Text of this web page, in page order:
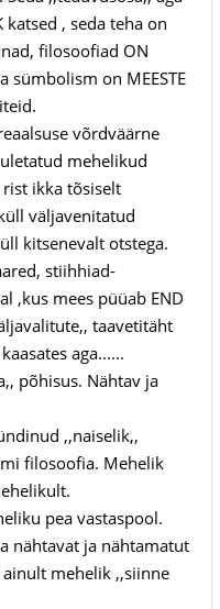
katsed , seda teha on
filosoofiad ON
sümbolism on MEESTE
võrdväärne
mehelikud
rist ikka tõsiselt
väljavenitatud
kitsenevalt otstega.
stiihhiad-
,kus mees püüab END
taavetitäht
aga......
põhisus. Nähtav ja
,,naiselik,,
filosoofia. Mehelik
pea vastaspool.
nähtavat ja nähtamatut
mehelik ,,siinne